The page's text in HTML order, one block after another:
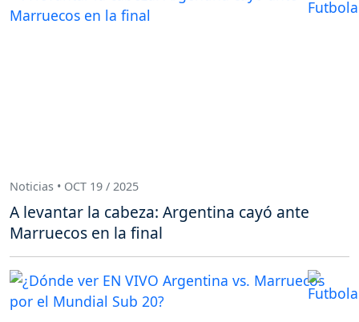
Noticias • OCT 19 / 2025
A levantar la cabeza: Argentina cayó ante
Marruecos en la final